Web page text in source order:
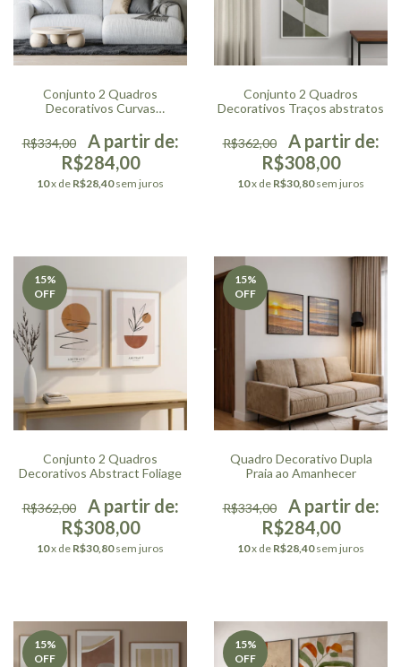
Conjunto 2 Quadros
Decorativos Curvas
R$334,00
R$284,00
10x de R$28,40 sem juros
Conjunto 2 Quadros
Decorativos Traços abstratos
R$362,00
R$308,00
10x de R$30,80 sem juros
15%
OFF
Conjunto 2 Quadros
Decorativos Abstract Foliage
R$362,00
R$308,00
10x de R$30,80 sem juros
15%
OFF
Quadro Decorativo Dupla
Praia ao Amanhecer
R$334,00
R$284,00
10x de R$28,40 sem juros
15%
OFF
15%
OFF